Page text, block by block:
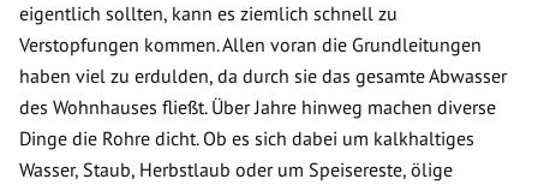
eigentlich sollten, kann es ziemlich schnell zu
Verstopfungen kommen. Allen voran die Grundleitungen
haben viel zu erdulden, da durch sie das gesamte Abwasser
des Wohnhauses fließt. Über Jahre hinweg machen diverse
Dinge die Rohre dicht. Ob es sich dabei um kalkhaltiges
Wasser, Staub, Herbstlaub oder um Speisereste, ölige